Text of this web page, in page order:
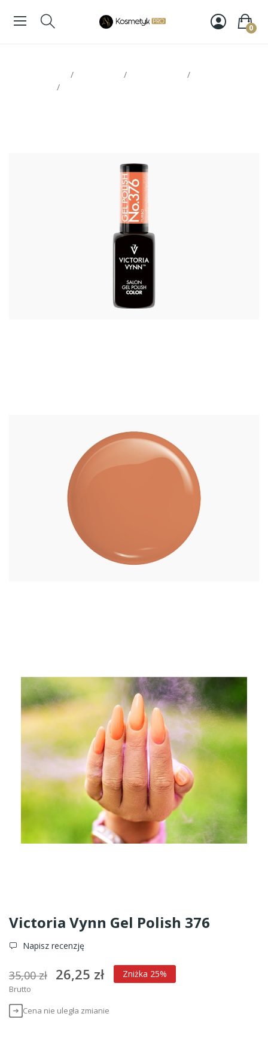
0
Victoria Vynn Gel Polish 376
Napisz recenzję
35,00 zł 26,25 zł Zniżka 25%
Brutto
Cena nie uległa zmianie